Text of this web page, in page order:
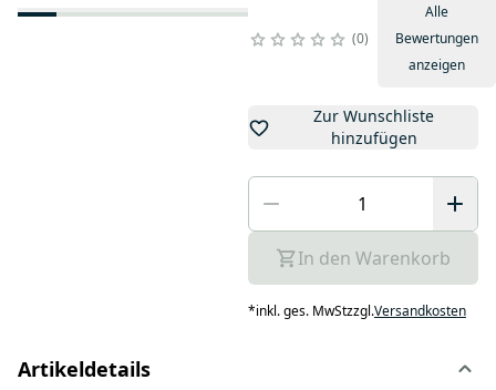
0
Alle
Bewertungen
anzeigen
Zur Wunschliste
hinzufügen
In den Warenkorb
*inkl. ges. MwStzzgl.Versandkosten
Artikeldetails